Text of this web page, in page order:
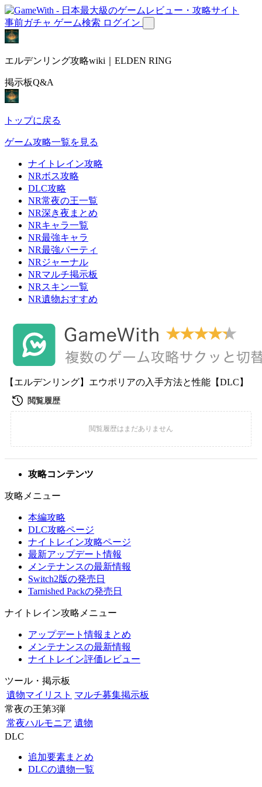
事前ガチャ ゲーム検索 ログイン
エルデンリング攻略wiki｜ELDEN RING
掲示板Q&A
トップに戻る
ゲーム攻略一覧を見る
ナイトレイン攻略
NRボス攻略
DLC攻略
NR常夜の王一覧
NR深き夜まとめ
NRキャラ一覧
NR最強キャラ
NR最強パーティ
NRジャーナル
NRマルチ掲示板
NRスキン一覧
NR遺物おすすめ
【エルデンリング】エウポリアの入手方法と性能【DLC】
攻略コンテンツ
攻略メニュー
本編攻略
DLC攻略ページ
ナイトレイン攻略ページ
最新アップデート情報
メンテナンスの最新情報
Switch2版の発売日
Tarnished Packの発売日
ナイトレイン攻略メニュー
アップデート情報まとめ
メンテナンスの最新情報
ナイトレイン評価レビュー
ツール・掲示板
遺物マイリスト マルチ募集掲示板
常夜の王第3弾
常夜ハルモニア 遺物
DLC
追加要素まとめ
DLCの遺物一覧